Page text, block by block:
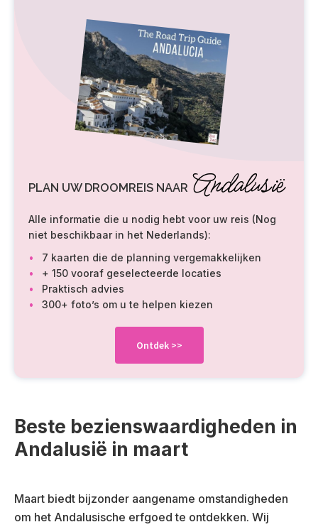
PLAN UW DROOMREIS NAAR Andalusië
Alle informatie die u nodig hebt voor uw reis (Nog
niet beschikbaar in het Nederlands):
7 kaarten die de planning vergemakkelijken
+ 150 vooraf geselecteerde locaties
Praktisch advies
300+ foto’s om u te helpen kiezen
Ontdek >>
Beste bezienswaardigheden in
Andalusië in maart
Maart biedt bijzonder aangename omstandigheden
om het Andalusische erfgoed te ontdekken. Wij